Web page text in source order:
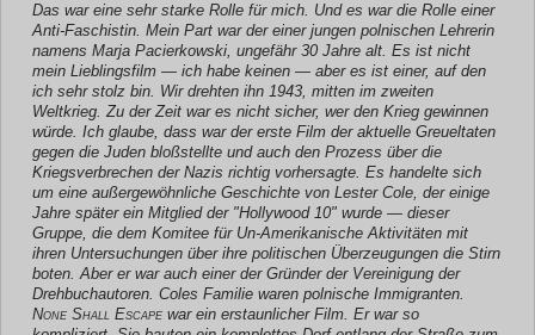
Das war eine sehr starke Rolle für mich. Und es war die Rolle einer
Anti-Faschistin. Mein Part war der einer jungen polnischen Lehrerin
namens Marja Pacierkowski, ungefähr 30 Jahre alt. Es ist nicht
mein Lieblingsfilm — ich habe keinen — aber es ist einer, auf den
ich sehr stolz bin. Wir drehten ihn 1943, mitten im zweiten
Weltkrieg. Zu der Zeit war es nicht sicher, wer den Krieg gewinnen
würde. Ich glaube, dass war der erste Film der aktuelle Greueltaten
gegen die Juden bloßstellte und auch den Prozess über die
Kriegsverbrechen der Nazis richtig vorhersagte. Es handelte sich
um eine außergewöhnliche Geschichte von Lester Cole, der einige
Jahre später ein Mitglied der "Hollywood 10" wurde — dieser
Gruppe, die dem Komitee für Un-Amerikanische Aktivitäten mit
ihren Untersuchungen über ihre politischen Überzeugungen die Stirn
boten. Aber er war auch einer der Gründer der Vereinigung der
Drehbuchautoren. Coles Familie waren polnische Immigranten.
None Shall Escape war ein erstaunlicher Film. Er war so